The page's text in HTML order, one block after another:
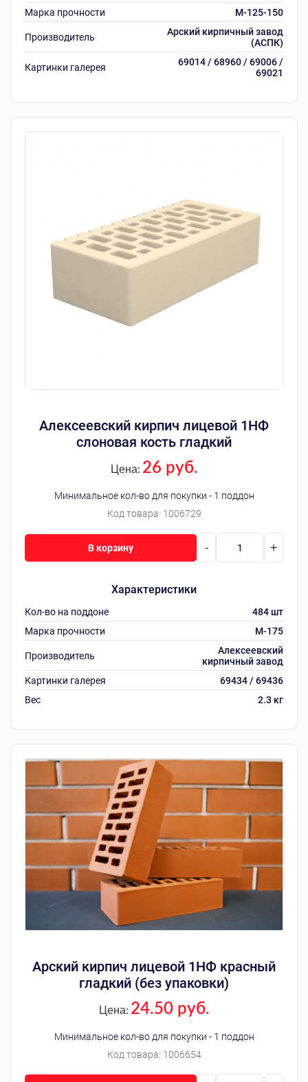
Марка прочности
M-125-150
Производитель
Арский кирпичный завод
(АСПК)
Картинки галерея
69014 / 68960 / 69006 /
69021
Алексеевский кирпич лицевой 1НФ
слоновая кость гладкий
Код товара: 1006729
Цена: 26 руб.
Минимальное кол-во для покупки - 1 поддон
Характеристики
Кол-во на поддоне
484 шт
Марка прочности
M-175
Производитель
Алексеевский
кирпичный завод
Картинки галерея
69434 / 69436
Вес
2.3 кг
- +
В корзину
Арский кирпич лицевой 1НФ красный
гладкий (без упаковки)
Код товара: 1006654
Цена: 24.50 руб.
Минимальное кол-во для покупки - 1 поддон